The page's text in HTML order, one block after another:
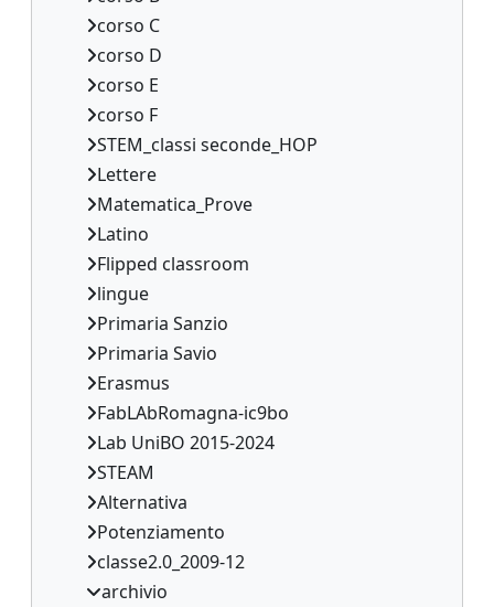
corso C
corso D
corso E
corso F
STEM_classi seconde_HOP
Lettere
Matematica_Prove
Latino
Flipped classroom
lingue
Primaria Sanzio
Primaria Savio
Erasmus
FabLAbRomagna-ic9bo
Lab UniBO 2015-2024
STEAM
Alternativa
Potenziamento
classe2.0_2009-12
archivio